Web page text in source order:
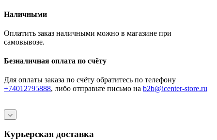
Наличными
Оплатить заказ наличными можно в магазине при
самовывозе.
Безналичная оплата по счёту
Для оплаты заказа по счёту обратитесь по телефону
+74012795888, либо отправьте письмо на b2b@icenter-store.ru
Курьерская доставка